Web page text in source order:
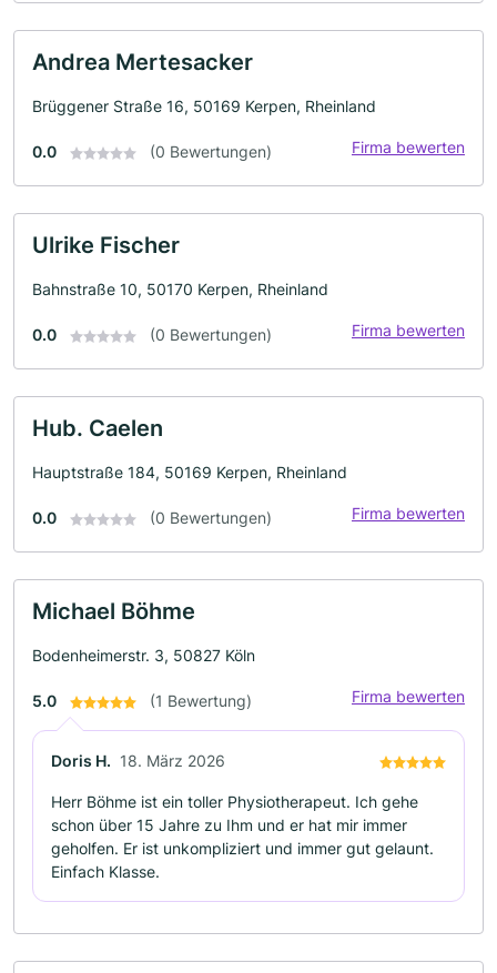
Andrea Mertesacker
Brüggener Straße 16, 50169 Kerpen, Rheinland
0.0 (0 Bewertungen) Firma bewerten
Ulrike Fischer
Bahnstraße 10, 50170 Kerpen, Rheinland
0.0 (0 Bewertungen) Firma bewerten
Hub. Caelen
Hauptstraße 184, 50169 Kerpen, Rheinland
0.0 (0 Bewertungen) Firma bewerten
Michael Böhme
Bodenheimerstr. 3, 50827 Köln
5.0 (1 Bewertung) Firma bewerten
Doris H. 18. März 2026
Herr Böhme ist ein toller Physiotherapeut. Ich gehe
schon über 15 Jahre zu Ihm und er hat mir immer
geholfen. Er ist unkompliziert und immer gut gelaunt.
Einfach Klasse.